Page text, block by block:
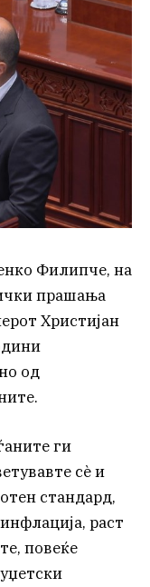
Филипче, на
прашања
Христијан
од
ги
сè и
стандард,
раст
повеќе